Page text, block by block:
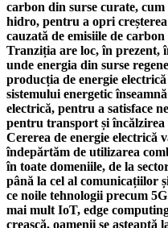
carbon din surse curate,
hidro, pentru a opri
cauzată de emisiile de
Tranziția are loc, în prezent,
unde energia din surse
producția de energie
sistemului energetic
electrică, pentru a satisface
pentru transport și
Cererea de energie electrică
îndepărtăm de utilizarea
în toate domeniile, de la
până la cel al comunicațiilor
ce noile tehnologii precum
mai mult IoT, edge
crească, oamenii se așteaptă